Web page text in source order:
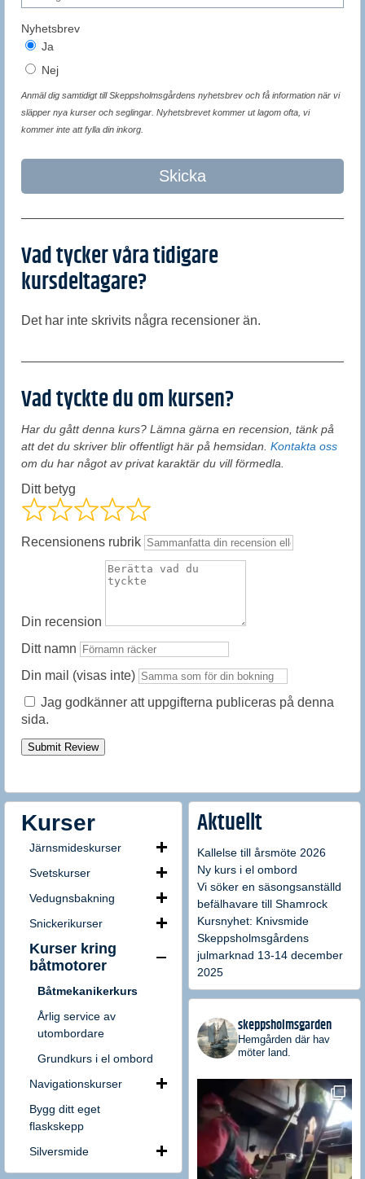
Kurser
Järnsmideskurser
Svetskurser
Vedugnsbakning
Snickerikurser
Kurser kring
båtmotorer
Båtmekanikerkurs
Årlig service av
utombordare
Grundkurs i el ombord
Navigationskurser
Bygg ditt eget
flaskskepp
Silversmide
Nyhetsbrev
Ja
Nej
Anmäl dig samtidigt till Skeppsholmsgårdens nyhetsbrev och få information när vi
släpper nya kurser och seglingar. Nyhetsbrevet kommer ut lagom ofta, vi
kommer inte att fylla din inkorg.
Skicka
Vad tycker våra tidigare
kursdeltagare?
Det har inte skrivits några recensioner än.
Vad tyckte du om kursen?
Har du gått denna kurs? Lämna gärna en recension, tänk på
att det du skriver blir offentligt här på hemsidan. Kontakta oss
om du har något av privat karaktär du vill förmedla.
Ditt betyg
Recensionens rubrik
Din recension
Ditt namn
Din mail (visas inte)
Jag godkänner att uppgifterna publiceras på denna
sida.
Submit Review
Aktuellt
Kallelse till årsmöte 2026
Ny kurs i el ombord
Vi söker en säsongsanställd
befälhavare till Shamrock
Kursnyhet: Knivsmide
Skeppsholmsgårdens
julmarknad 13-14 december
2025
skeppsholmsgarden
Hemgården där hav
möter land.